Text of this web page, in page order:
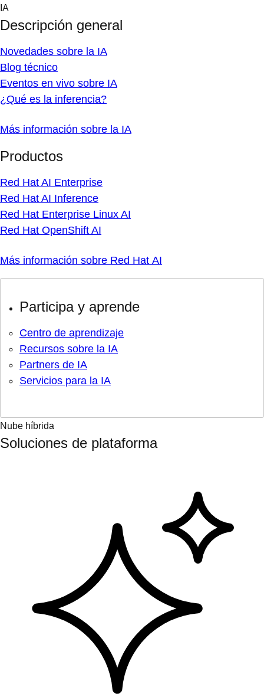
Skip
content
IA
Descripción general
Novedades sobre la IA
Blog técnico
Eventos en vivo sobre IA
¿Qué es la inferencia?
Más información sobre la IA
Productos
Red Hat AI Enterprise
Red Hat AI Inference
Red Hat Enterprise Linux AI
Red Hat OpenShift AI
Más información sobre Red Hat AI
Participa y aprende
Centro de aprendizaje
Recursos sobre la IA
Partners de IA
Servicios para la IA
Nube híbrida
Soluciones de plataforma